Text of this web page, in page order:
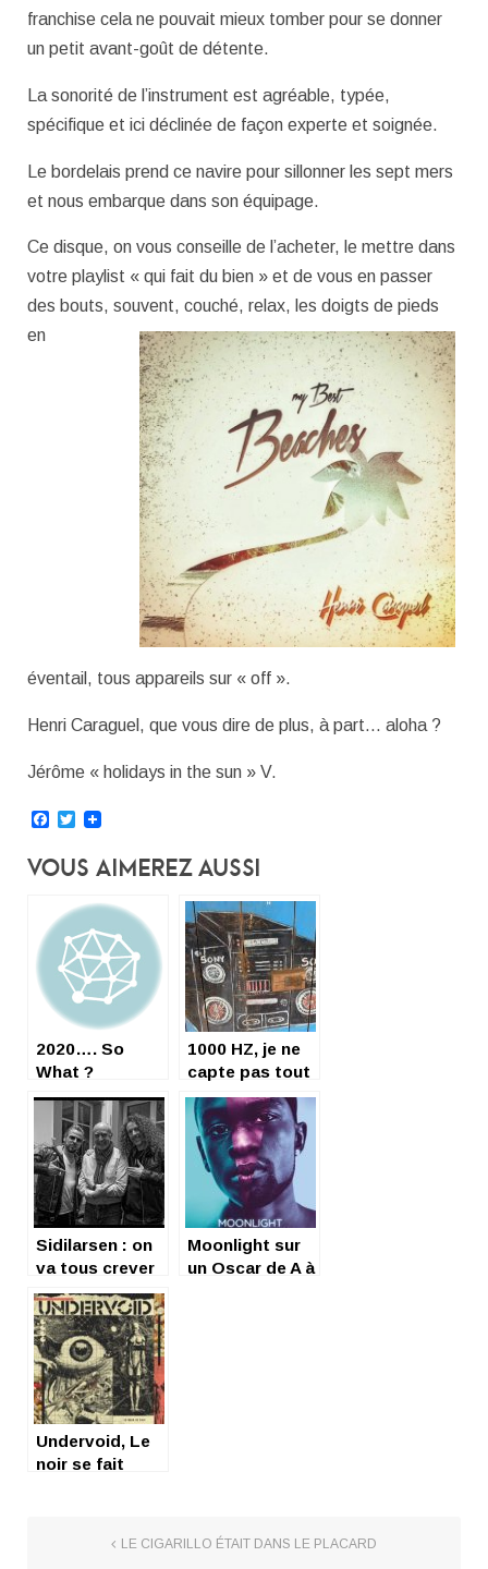
franchise cela ne pouvait mieux tomber pour se donner
un petit avant-goût de détente.
La sonorité de l’instrument est agréable, typée,
spécifique et ici déclinée de façon experte et soignée.
Le bordelais prend ce navire pour sillonner les sept mers
et nous embarque dans son équipage.
Ce disque, on vous conseille de l’acheter, le mettre dans
votre playlist « qui fait du bien » et de vous en passer
des bouts, souvent, couché, relax, les doigts de pieds
en
éventail, tous appareils sur « off ».
Henri Caraguel, que vous dire de plus, à part… aloha ?
Jérôme « holidays in the sun » V.
Facebook
Twitter
Vous Aimerez Aussi
2020…. So
What ?
1000 HZ, je ne
capte pas tout
mais c’est
sympa
Sidilarsen : on
va tous crever
Moonlight sur
un Oscar de A à
Undervoid, Le
noir se fait
LE CIGARILLO ÉTAIT DANS LE PLACARD